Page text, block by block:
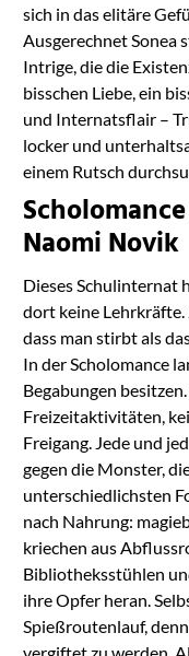
sich in das elitäre
Ausgerechnet Sonea
Intrige, die die
bisschen Liebe, ein
und Internatsflair –
locker und
einem Rutsch
Naomi Novik
Dieses Schulinternat
dort keine Lehrkräfte.
dass man stirbt als
In der Scholomance
Begabungen
Freizeitaktivitäten,
Freigang. Jede und
gegen die Monster,
unterschiedlichsten
nach Nahrung:
kriechen aus
Bibliotheksstühlen
ihre Opfer heran.
Spießroutenlauf,